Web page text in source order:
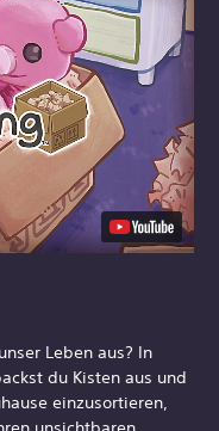
Leben aus? In
du Kisten aus und
einzusortieren,